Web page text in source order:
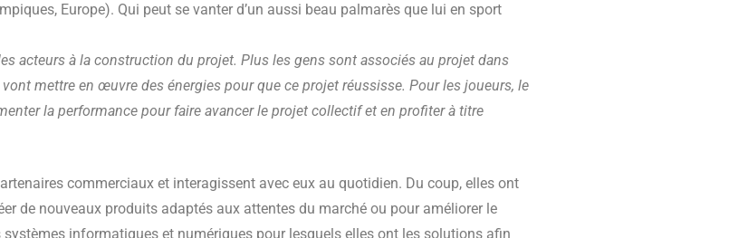
Europe). Qui peut se vanter d’un aussi beau palmarès que lui en sport
acteurs à la construction du projet. Plus les gens sont associés au projet dans
mettre en œuvre des énergies pour que ce projet réussisse. Pour les joueurs, le
la performance pour faire avancer le projet collectif et en profiter à titre
commerciaux et interagissent avec eux au quotidien. Du coup, elles ont
de nouveaux produits adaptés aux attentes du marché ou pour améliorer le
informatiques et numériques pour lesquels elles ont les solutions afin